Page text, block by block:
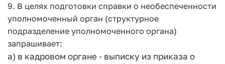
9. В целях подготовки справки о необеспеченности
уполномоченный орган (структурное
подразделение уполномоченного органа)
запрашивает:
а) в кадровом органе - выписку из приказа о